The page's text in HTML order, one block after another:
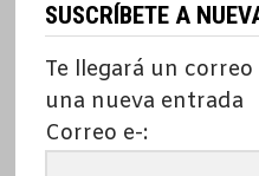
SUSCRÍBETE A
Te llegará un
una nueva entrada
Correo e-: